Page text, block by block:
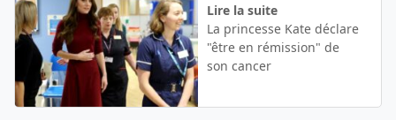
Lire la suite
La princesse Kate déclare
"être en rémission" de
son cancer